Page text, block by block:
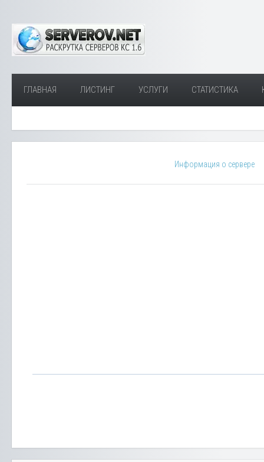
ГЛАВНАЯ ЛИСТИНГ УСЛУГИ СТАТИСТИКА
Информация о сервере